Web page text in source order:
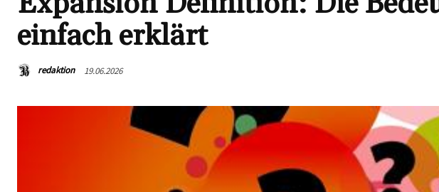
einfach erklärt
redaktion 19.06.2026